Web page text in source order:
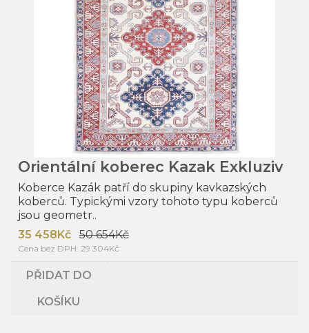
Orientální koberec Kazak Exkluziv
Koberce Kazák patří do skupiny kavkazských
koberců. Typickými vzory tohoto typu koberců
jsou geometr..
35 458Kč
50 654Kč
Cena bez DPH: 29 304Kč
PŘIDAT DO
KOŠÍKU